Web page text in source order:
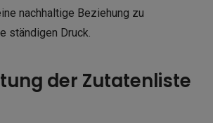
nachhaltige Beziehung zu
ständigen Druck.
der Zutatenliste